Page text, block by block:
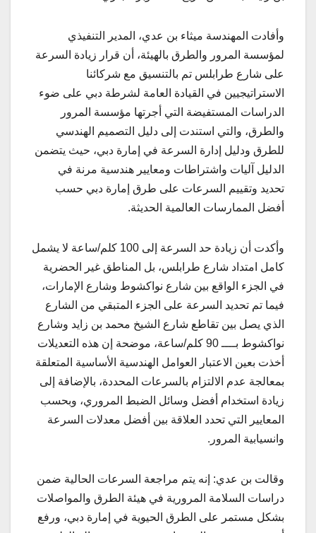
وأفادت المهندسة ميثاء بن عدي، المدير التنفيذي
لمؤسسة المرور والطرق بالهيئة، أن قرار زيادة السرعة
على شارع طرابلس تم بالتنسيق مع شركائنا
الاستراتيجيين في القيادة العامة لشرطة دبي على ضوء
الدراسات المستفيضة التي أجرتها مؤسسة المرور
والطرق، والتي استندت إلى دليل التصميم الهندسي
للطرق ودليل إدارة السرعة في إمارة دبي، حيث يتضمن
الدليل آليات واشتراطات ومعايير هندسية مرنة في
تحديد وتقييم السرعات على طرق إمارة دبي حسب
أفضل الممارسات العالمية الحديثة.
وأكدت أن زيادة حد السرعة إلى 100 كلم/ساعة لا يشمل
كامل امتداد شارع طرابلس، بل المناطق غير الحضرية
في الجزء الواقع بين شارع نواكشوط وشارع الإمارات،
فيما تم تحديد السرعة على الجزء المتبقي من الشارع
الذي يصل بين تقاطع شارع الشيخ محمد بن زايد وشارع
نواكشوط بــــ 90 كلم/ساعة، موضحة إن هذه التعديلات
أخذت بعين الاعتبار العوامل الهندسية الأساسية المتعلقة
بمعالجة عدم الالتزام بالسرعات المحددة، بالإضافة إلى
زيادة استخدام أفضل وسائل الضبط المروري، وبحسب
المعايير التي تحدد العلاقة بين أفضل معدلات السرعة
وانسيابية المرور.
وقالت بن عدي: إنه يتم مراجعة السرعات الحالية ضمن
دراسات السلامة المرورية في هيئة الطرق والمواصلات
بشكل مستمر على الطرق الحيوية في إمارة دبي، ورفع